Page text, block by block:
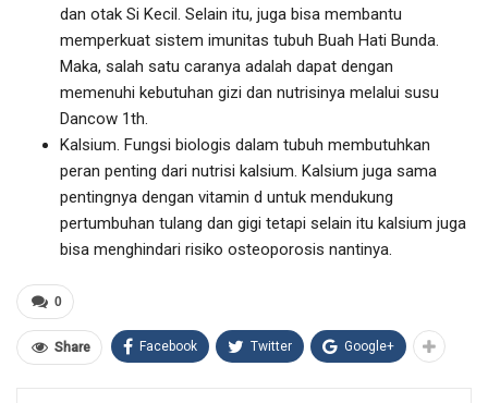
dan otak Si Kecil. Selain itu, juga bisa membantu
memperkuat sistem imunitas tubuh Buah Hati Bunda.
Maka, salah satu caranya adalah dapat dengan
memenuhi kebutuhan gizi dan nutrisinya melalui susu
Dancow 1th.
Kalsium. Fungsi biologis dalam tubuh membutuhkan
peran penting dari nutrisi kalsium. Kalsium juga sama
pentingnya dengan vitamin d untuk mendukung
pertumbuhan tulang dan gigi tetapi selain itu kalsium juga
bisa menghindari risiko osteoporosis nantinya.
0
Share Facebook Twitter Google+